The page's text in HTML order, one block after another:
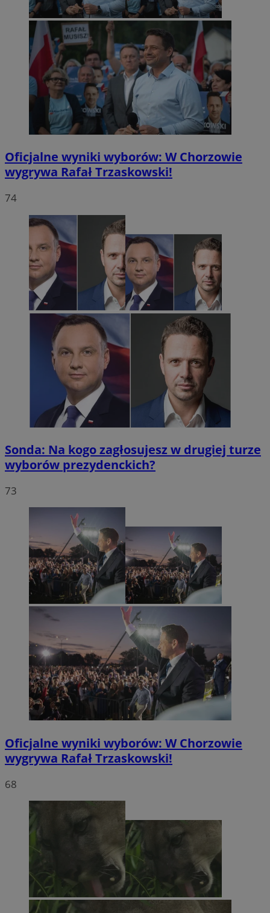
Oficjalne wyniki wyborów: W Chorzowie
wygrywa Rafał Trzaskowski!
74
Sonda: Na kogo zagłosujesz w drugiej turze
wyborów prezydenckich?
73
Oficjalne wyniki wyborów: W Chorzowie
wygrywa Rafał Trzaskowski!
68